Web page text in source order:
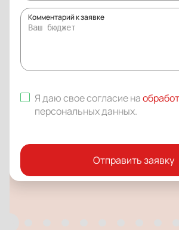
Комментарий к заявке
Я даю свое согласие на
персональных данных.
Отправить заявку